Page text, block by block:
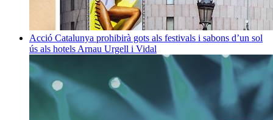
Acció Catalunya prohibirà gots als festivals i sabons d’un sol
ús als hotels Arnau Urgell i Vidal